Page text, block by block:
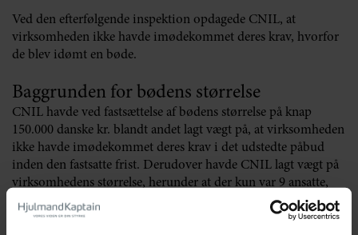
Ved den efterfølgende inspektion opdagede CNIL, at
virksomheden ikke havde imødekommet deres krav, hvorfor
de blev idømt en bøde.
Baggrunden for bødens størrelse
CNIL havde ved fastsættelse af bødens størrelse på knap
150.000 danske kr. blandt andet lagt vægt på, at virksomheden
ikke havde imødekommet deres krav i det udstedte påbud
inden den fastsatte frist. Derudover havde CNIL lagt vægt på
virksomhedens størrelse, herunder at der kun var 9 ansatte,
samt virksomhedens økonomiske situation, herunder at
virksomheden i regnskabsåret 2017 havde vist et underskud.